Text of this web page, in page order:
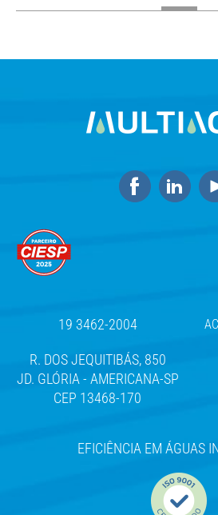
19 3462-2004
R. DOS JEQUITIBÁS, 850
JD. GLÓRIA - AMERICANA-SP
CEP 13468-170
EFICIÊNCIA EM ÁGUAS